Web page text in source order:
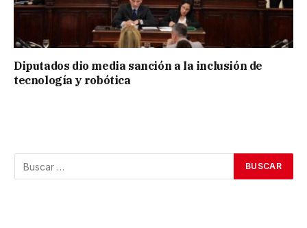
Diputados dio media sanción a la inclusión de
tecnología y robótica